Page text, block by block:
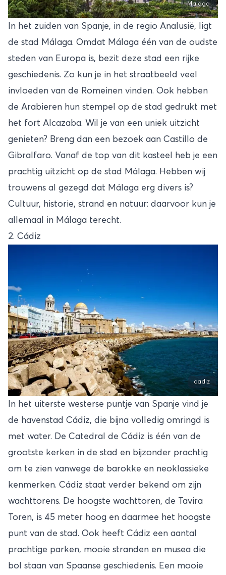
Malaga
In het zuiden van Spanje, in de regio Analusië, ligt
de stad Málaga. Omdat Málaga één van de oudste
steden van Europa is, bezit deze stad een rijke
geschiedenis. Zo kun je in het straatbeeld veel
invloeden van de Romeinen vinden. Ook hebben
de Arabieren hun stempel op de stad gedrukt met
het fort Alcazaba. Wil je van een uniek uitzicht
genieten? Breng dan een bezoek aan Castillo de
Gibralfaro. Vanaf de top van dit kasteel heb je een
prachtig uitzicht op de stad Málaga. Hebben wij
trouwens al gezegd dat Málaga erg divers is?
Cultuur, historie, strand en natuur: daarvoor kun je
allemaal in Málaga terecht.
2. Cádiz
cadiz
In het uiterste westerse puntje van Spanje vind je
de havenstad Cádiz, die bijna volledig omringd is
met water. De Catedral de Cádiz is één van de
grootste kerken in de stad en bijzonder prachtig
om te zien vanwege de barokke en neoklassieke
kenmerken. Cádiz staat verder bekend om zijn
wachttorens. De hoogste wachttoren, de Tavira
Toren, is 45 meter hoog en daarmee het hoogste
punt van de stad. Ook heeft Cádiz een aantal
prachtige parken, mooie stranden en musea die
bol staan van Spaanse geschiedenis. Een mooie